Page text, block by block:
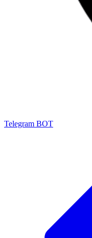
Telegram BOT